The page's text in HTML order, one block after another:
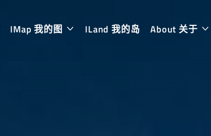
IMap 我的图 ILand 我的岛 About 关于